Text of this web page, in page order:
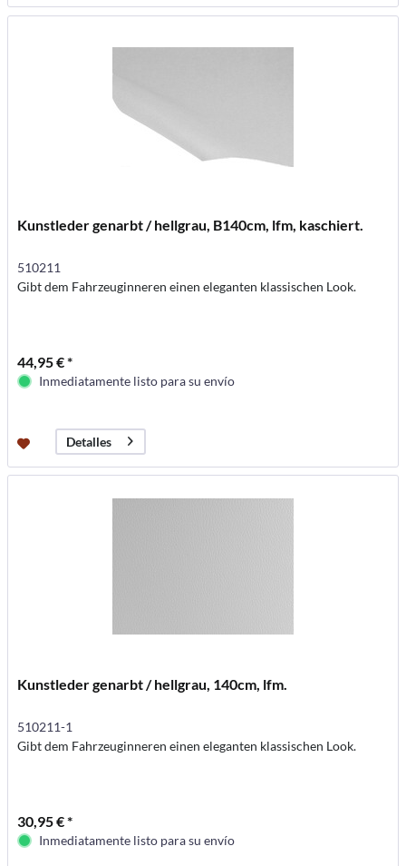
Kunstleder genarbt / hellgrau, B140cm, lfm, kaschiert.
510211
Gibt dem Fahrzeuginneren einen eleganten klassischen Look.
44,95 € *
Inmediatamente listo para su envío
Detalles
Kunstleder genarbt / hellgrau, 140cm, lfm.
510211-1
Gibt dem Fahrzeuginneren einen eleganten klassischen Look.
30,95 € *
Inmediatamente listo para su envío